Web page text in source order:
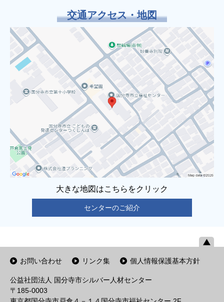
交通アクセス・地図
大きな地図はこちらをクリック
センターのご紹介
お問い合わせ リンク集 個人情報保護基本方針
公益社団法人 国分寺市シルバー人材センター
〒185-0003